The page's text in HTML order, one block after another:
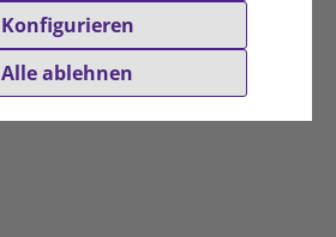
Konfigurieren
Alle ablehnen